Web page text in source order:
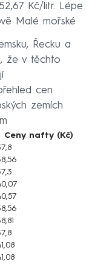
Kč/litr. Lépe
Malé mořské
Řecku a
že v těchto
cen
zemích
Ceny nafty (Kč)